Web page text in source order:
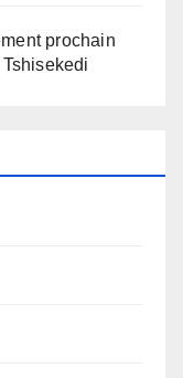
prochain